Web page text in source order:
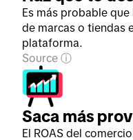
Es más probable
de marcas o tiendas
plataforma.
Source
Saca más
El ROAS del